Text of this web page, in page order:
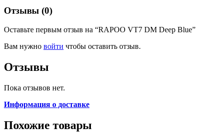
Отзывы (0)
Оставьте первым отзыв на “RAPOO VT7 DM Deep Blue”
Вам нужно войти чтобы оставить отзыв.
Отзывы
Пока отзывов нет.
Информация о доставке
Похожие товары